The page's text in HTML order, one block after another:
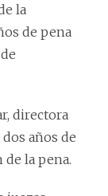
la
de pena
directora
años de
la pena.